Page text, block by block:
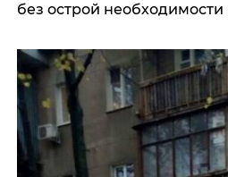
без острой